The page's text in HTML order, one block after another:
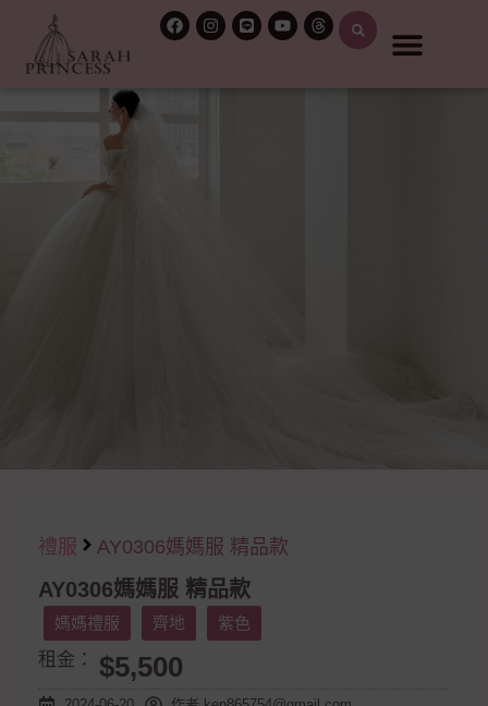
禮服 AY0306媽媽服 精品款
AY0306媽媽服 精品款
媽媽禮服 齊地 紫色
租金： $5,500